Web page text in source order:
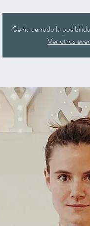
Se ha cerrado la
Ver otros